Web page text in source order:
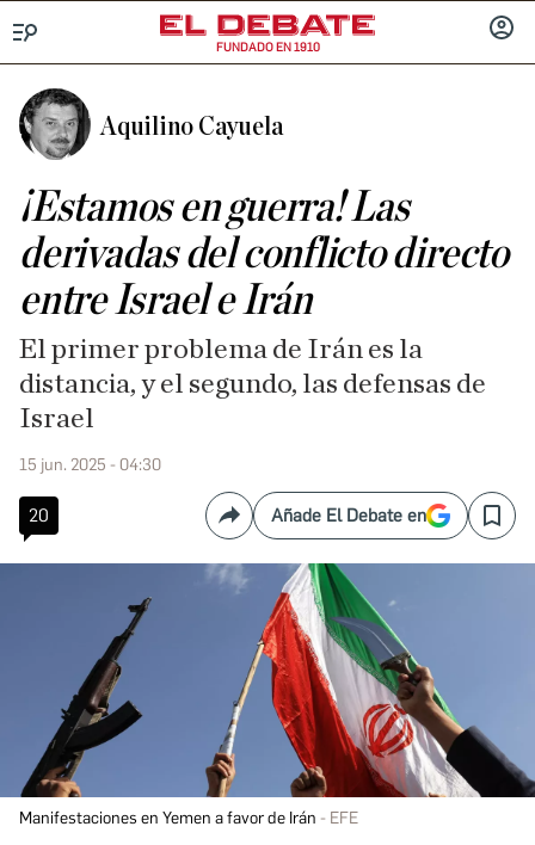
FUNDADO EN 1910
Aquilino Cayuela
¡Estamos en guerra! Las
derivadas del conflicto directo
entre Israel e Irán
El primer problema de Irán es la
distancia, y el segundo, las defensas de
Israel
15 jun. 2025 - 04:30
20 CompartirAñade El Debate en Save
Manifestaciones en Yemen a favor de Irán EFE